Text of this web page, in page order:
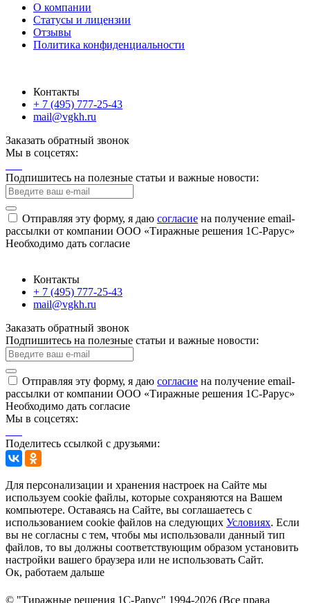
О компании
Статусы и лицензии
Отзывы
Политика конфиденциальности
Контакты
+ 7 (495) 777-25-43
mail@vgkh.ru
Заказать обратный звонок
Мы в соцсетях:
Подпишитесь на полезные статьи и важные новости:
Отправляя эту форму, я даю согласие на получение email-
рассылки от компании ООО «Тиражные решения 1С-Рарус»
Необходимо дать согласие
Контакты
+ 7 (495) 777-25-43
mail@vgkh.ru
Заказать обратный звонок
Подпишитесь на полезные статьи и важные новости:
Отправляя эту форму, я даю согласие на получение email-
рассылки от компании ООО «Тиражные решения 1С-Рарус»
Необходимо дать согласие
Мы в соцсетях:
Поделитесь ссылкой с друзьями:
Для персонализации и хранения настроек на Сайте мы
используем cookie файлы, которые сохраняются на Вашем
компьютере. Оставаясь на Сайте, вы соглашаетесь с
использованием cookie файлов на следующих Условиях. Если
вы не согласны с тем, чтобы мы использовали данный тип
файлов, то вы должны соответствующим образом установить
настройки вашего браузера или не использовать Сайт.
Ок, работаем дальше
© "Тиражные решения 1С-Рарус" 1994-2026 (Все права